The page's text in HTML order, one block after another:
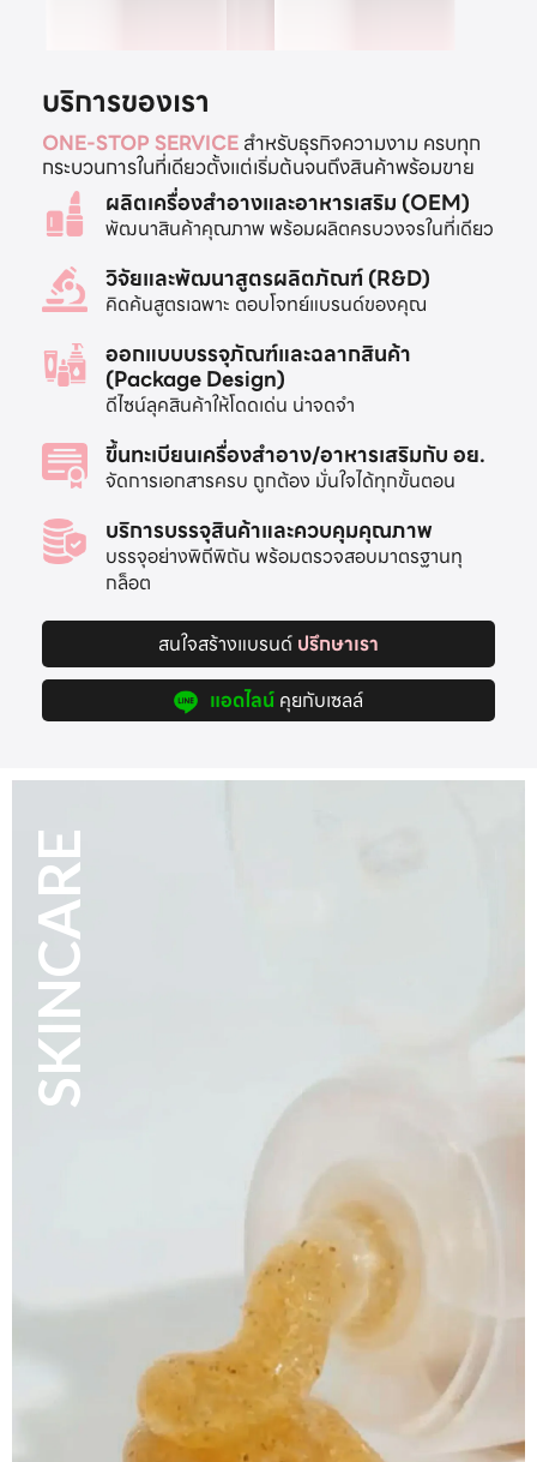
บริการของเรา
ONE-STOP SERVICEสำหรับธุรกิจความงาม ครบทุก
กระบวนการในที่เดียวตั้งแต่เริ่มต้นจนถึงสินค้าพร้อมขาย
ผลิตเครื่องสำอางและอาหารเสริม (OEM)
พัฒนาสินค้าคุณภาพ พร้อมผลิตครบวงจรในที่เดียว
วิจัยและพัฒนาสูตรผลิตภัณฑ์ (R&D)
คิดค้นสูตรเฉพาะ ตอบโจทย์แบรนด์ของคุณ
ออกแบบบรรจุภัณฑ์และฉลากสินค้า
(Package Design)
ดีไซน์ลุคสินค้าให้โดดเด่น น่าจดจำ
ขึ้นทะเบียนเครื่องสำอาง/อาหารเสริมกับ อย.
จัดการเอกสารครบ ถูกต้อง มั่นใจได้ทุกขั้นตอน
บริการบรรจุสินค้าและควบคุมคุณภาพ
บรรจุอย่างพิถีพิถัน พร้อมตรวจสอบมาตรฐานทุ
กล็อต
สนใจสร้างแบรนด์ ปรึกษาเรา
แอดไลน์ คุยกับเซลล์
HAIR